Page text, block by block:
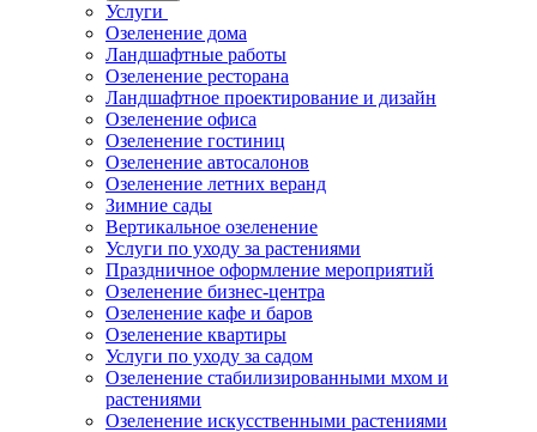
Услуги
Озеленение дома
Ландшафтные работы
Озеленение ресторана
Ландшафтное проектирование и дизайн
Озеленение офиса
Озеленение гостиниц
Озеленение автосалонов
Озеленение летних веранд
Зимние сады
Вертикальное озеленение
Услуги по уходу за растениями
Праздничное оформление мероприятий
Озеленение бизнес-центра
Озеленение кафе и баров
Озеленение квартиры
Услуги по уходу за садом
Озеленение стабилизированными мхом и
растениями
Озеленение искусственными растениями